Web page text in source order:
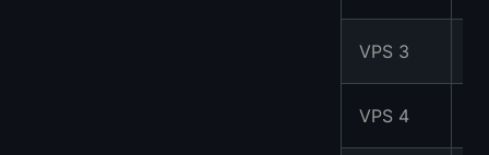
VPS 3
VPS 4